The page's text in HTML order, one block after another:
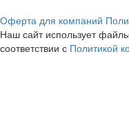
Оферта для компаний
Наш сайт использует
соответствии с Политикой